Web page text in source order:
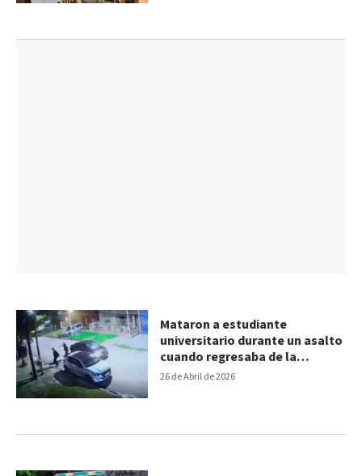
26 de Abril de 2026
Mataron a estudiante
universitario durante un asalto
cuando regresaba de la
facultad